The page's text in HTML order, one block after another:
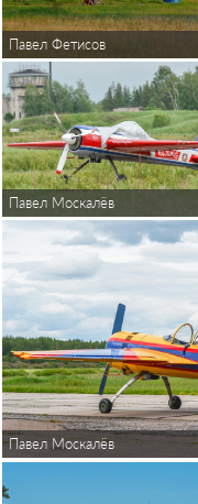
Павел Фетисов
Павел Москалёв
Павел Москалёв